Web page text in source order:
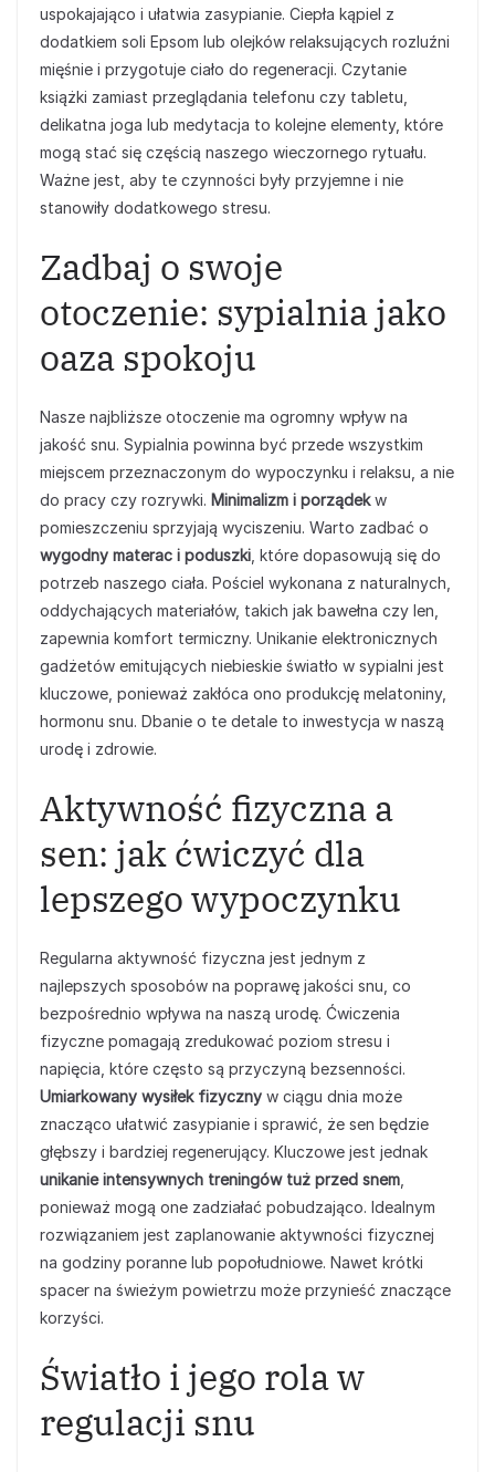
uspokajająco i ułatwia zasypianie. Ciepła kąpiel z
dodatkiem soli Epsom lub olejków relaksujących rozluźni
mięśnie i przygotuje ciało do regeneracji. Czytanie
książki zamiast przeglądania telefonu czy tabletu,
delikatna joga lub medytacja to kolejne elementy, które
mogą stać się częścią naszego wieczornego rytuału.
Ważne jest, aby te czynności były przyjemne i nie
stanowiły dodatkowego stresu.
Zadbaj o swoje
otoczenie: sypialnia jako
oaza spokoju
Nasze najbliższe otoczenie ma ogromny wpływ na
jakość snu. Sypialnia powinna być przede wszystkim
miejscem przeznaczonym do wypoczynku i relaksu, a nie
do pracy czy rozrywki. Minimalizm i porządekw
pomieszczeniu sprzyjają wyciszeniu. Warto zadbać o
wygodny materac i poduszki , które dopasowują się do
potrzeb naszego ciała. Pościel wykonana z naturalnych,
oddychających materiałów, takich jak bawełna czy len,
zapewnia komfort termiczny. Unikanie elektronicznych
gadżetów emitujących niebieskie światło w sypialni jest
kluczowe, ponieważ zakłóca ono produkcję melatoniny,
hormonu snu. Dbanie o te detale to inwestycja w naszą
urodę i zdrowie.
Aktywność fizyczna a
sen: jak ćwiczyć dla
lepszego wypoczynku
Regularna aktywność fizyczna jest jednym z
najlepszych sposobów na poprawę jakości snu, co
bezpośrednio wpływa na naszą urodę. Ćwiczenia
fizyczne pomagają zredukować poziom stresu i
napięcia, które często są przyczyną bezsenności.
Umiarkowany wysiłek fizyczny w ciągu dnia może
znacząco ułatwić zasypianie i sprawić, że sen będzie
głębszy i bardziej regenerujący. Kluczowe jest jednak
unikanie intensywnych treningów tuż przed snem
ponieważ mogą one zadziałać pobudzająco. Idealnym
rozwiązaniem jest zaplanowanie aktywności fizycznej
na godziny poranne lub popołudniowe. Nawet krótki
spacer na świeżym powietrzu może przynieść znaczące
korzyści.
Światło i jego rola w
regulacji snu